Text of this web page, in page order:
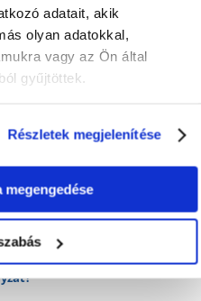
adatait, akik
olyan adatokkal,
vagy az Ön által
gyűjtöttek.
Részletek megjelenítése
megengedése